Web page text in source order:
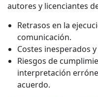
autores y licenciantes
Retrasos en la
comunicación.
Costes inesperados
Riesgos de
interpretación
acuerdo.